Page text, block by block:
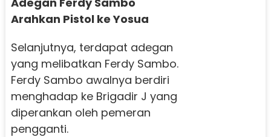
Arahkan Pistol ke Yosua
Selanjutnya, terdapat adegan
yang melibatkan Ferdy Sambo.
Ferdy Sambo awalnya berdiri
menghadap ke Brigadir J yang
diperankan oleh pemeran
pengganti.